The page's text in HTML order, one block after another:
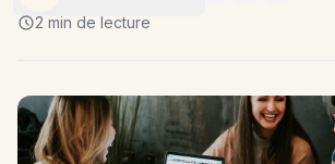
2 min de lecture